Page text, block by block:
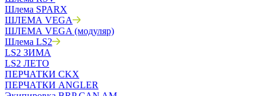
Шлема SPARX
ШЛЕМА VEGA
ШЛЕМА VEGA (модуляр)
Шлема LS2
LS2 ЗИМА
LS2 ЛЕТО
ПЕРЧАТКИ CKX
ПЕРЧАТКИ ANGLER